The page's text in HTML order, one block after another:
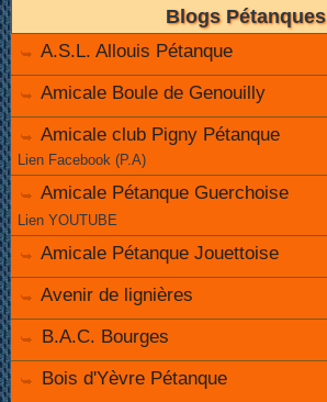
Blogs Pétanques
A.S.L. Allouis Pétanque
Amicale Boule de Genouilly
Amicale club Pigny Pétanque
Lien Facebook (P.A)
Amicale Pétanque Guerchoise
Lien YOUTUBE
Amicale Pétanque Jouettoise
Avenir de lignières
B.A.C. Bourges
Bois d'Yèvre Pétanque